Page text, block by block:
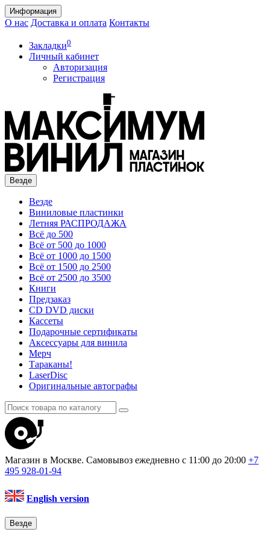
Информация
О нас Доставка и оплата Контакты
Закладки0
Личный кабинет
Авторизация
Регистрация
Везде
Везде
Виниловые пластинки
Летняя РАСПРОДАЖА
Всё до 500
Всё от 500 до 1000
Всё от 1000 до 1500
Всё от 1500 до 2500
Всё от 2500 до 3500
Книги
Предзаказ
CD DVD диски
Кассеты
Подарочные сертификаты
Аксессуары для винила
Мерч
Тараканы!
LaserDisc
Оригинальные автографы
Магазин в Москве. Самовывоз ежедневно с 11:00 до 20:00 +7
495 928-01-94
English version
Везде